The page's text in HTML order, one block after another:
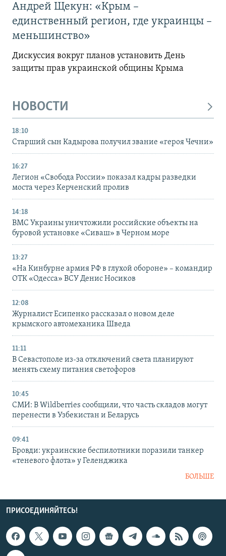
Андрей Щекун: «Крым –
единственный регион, где украинцы –
меньшинство»
Дискуссия вокруг планов установить День
защиты прав украинской общины Крыма
НОВОСТИ
18:10
Старший сын Кадырова получил звание «героя Чечни»
16:27
Легион «Свобода России» показал кадры разведки
моста через Керченский пролив
14:18
ВМС Украины уничтожили российские объекты на
буровой установке «Сиваш» в Черном море
13:27
«На Кинбурне армия РФ в глухой обороне» – командир
ОТК «Одесса» ВСУ Денис Носиков
12:08
Журналист Есипенко рассказал о новом деле
крымского автомеханика Шведа
11:11
В Севастополе из-за отключений света планируют
менять схему питания светофоров
10:45
СМИ: В Wildberries сообщили, что часть складов могут
перенести в Узбекистан и Беларусь
09:41
Бровди: украинские беспилотники поразили танкер
«теневого флота» у Геленджика
БОЛЬШЕ
ПРИСОЕДИНЯЙТЕСЬ!